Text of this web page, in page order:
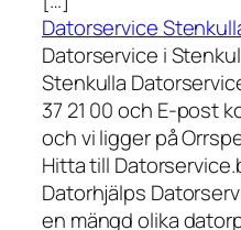
Datorservice
Datorservice i
Stenkulla
37 21 00 och E-post
och vi ligger på
Hitta till
Datorhjälps
en mängd olika